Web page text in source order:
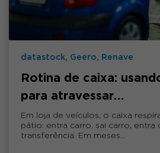
datastock, Geero, Renave
Rotina de caixa:
para atravessar…
Em loja de veículos, o caixa
pátio: entra carro, sai carro, entra
transferência. Em meses…